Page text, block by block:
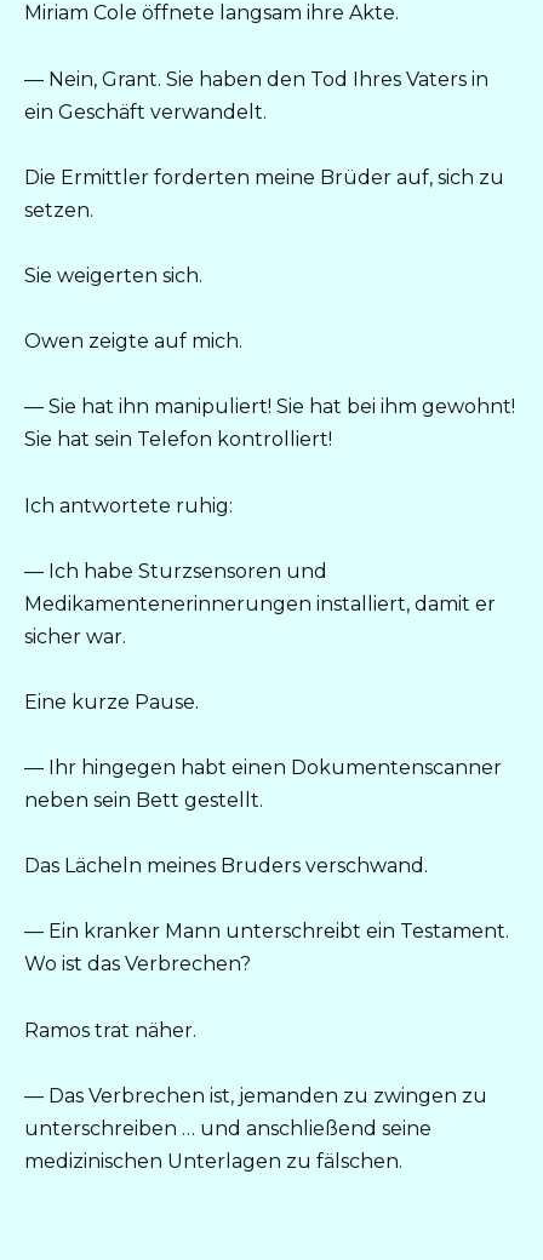
Miriam Cole öffnete langsam ihre Akte.
— Nein, Grant. Sie haben den Tod Ihres Vaters in
ein Geschäft verwandelt.
Die Ermittler forderten meine Brüder auf, sich zu
setzen.
Sie weigerten sich.
Owen zeigte auf mich.
— Sie hat ihn manipuliert! Sie hat bei ihm gewohnt!
Sie hat sein Telefon kontrolliert!
Ich antwortete ruhig:
— Ich habe Sturzsensoren und
Medikamentenerinnerungen installiert, damit er
sicher war.
Eine kurze Pause.
— Ihr hingegen habt einen Dokumentenscanner
neben sein Bett gestellt.
Das Lächeln meines Bruders verschwand.
— Ein kranker Mann unterschreibt ein Testament.
Wo ist das Verbrechen?
Ramos trat näher.
— Das Verbrechen ist, jemanden zu zwingen zu
unterschreiben … und anschließend seine
medizinischen Unterlagen zu fälschen.